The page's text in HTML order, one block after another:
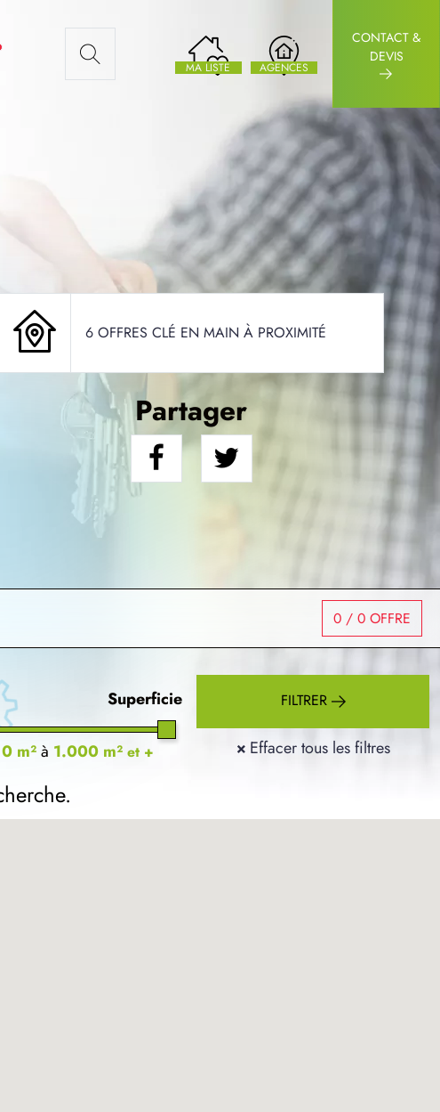
ARTICLES
MA LISTE AGENCES
CONTACT &
DEVIS
6 OFFRES CLÉ EN MAIN À PROXIMITÉ
Partager
0 / 0 OFFRE
Superficie
0 m²à 1.000 m² et +
FILTRER
× Effacer tous les filtres